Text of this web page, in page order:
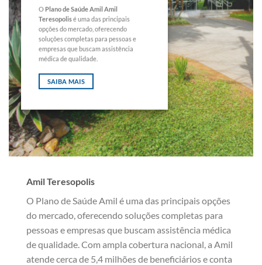
O Plano de Saúde Amil Amil
Teresopolisé uma das principais
opções do mercado, oferecendo
soluções completas para pessoas e
empresas que buscam assistência
médica de qualidade.
SAIBA MAIS
Amil Teresopolis
O Plano de Saúde Amil é uma das principais opções
do mercado, oferecendo soluções completas para
pessoas e empresas que buscam assistência médica
de qualidade. Com ampla cobertura nacional, a Amil
atende cerca de 5,4 milhões de beneficiários e conta